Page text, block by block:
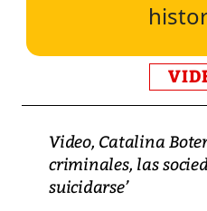
Video, Catalina
criminales, las
suicidarse’